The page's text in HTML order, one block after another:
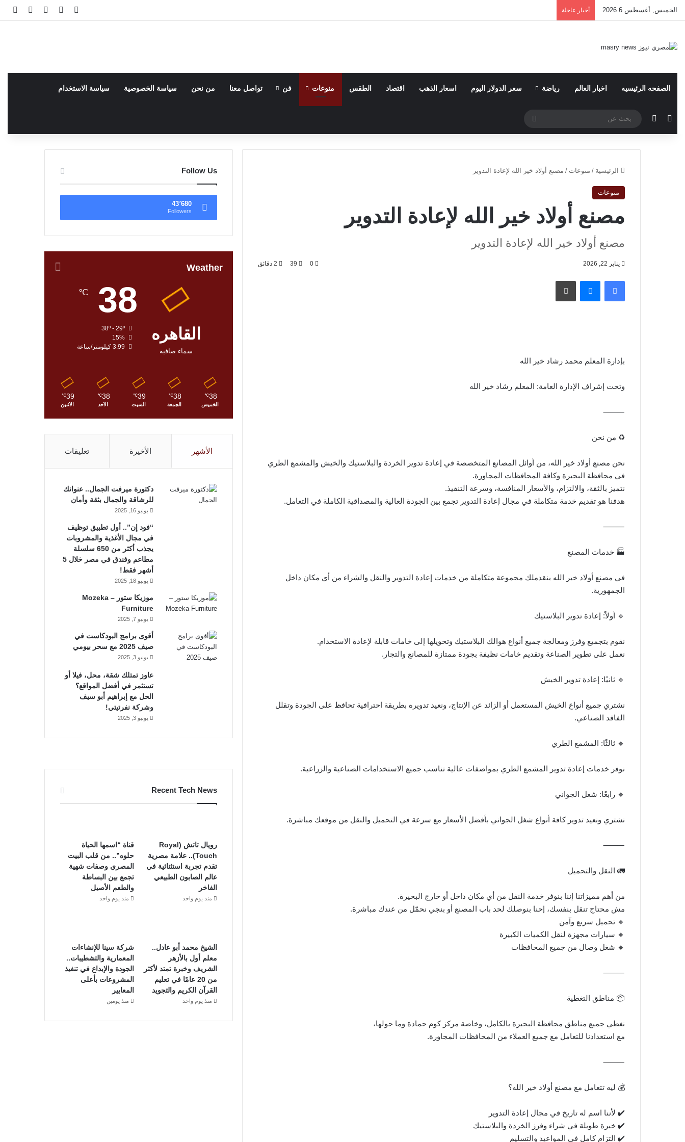
الخميس, أغسطس 6 2026 أخبار عاجلة فيسبوكfacebookتسجيلمقال
الصفحه الرئيسيه اخبار العالم رياضة سعر الدولار اليوم اسعار الذهب اقتصاد الطقس منوعات فن تواصل معنا من نحن سياسة الخصوصية سياسة الاستخدام
مقال عشوائي
الوضع المظلم
عن
الرئيسية / منوعات / مصنع أولاد خير الله لإعادة التدوير
منوعات
مصنع أولاد خير الله لإعادة التدوير
مصنع أولاد خير الله لإعادة التدوير
يناير 22, 2026 0
39
فيسبوك
بإدارة المعلم محمد رشاد خير الله
وتحت إشراف الإدارة العامة: المعلم رشاد خير الله
⸻
♻️ من نحن
نحن مصنع أولاد خير الله، من أوائل المصانع المتخصصة في إعادة تدوير الخردة والبلاستيك والخيش والمشمع الطري
في محافظة البحيرة وكافة المحافظات المجاورة.
نتميز بالثقة، والالتزام، والأسعار المنافسة، وسرعة التنفيذ.
هدفنا هو تقديم خدمة متكاملة في مجال إعادة التدوير تجمع بين الجودة العالية والمصداقية الكاملة في التعامل.
⸻
🏭 خدمات المصنع
في مصنع أولاد خير الله بنقدملك مجموعة متكاملة من خدمات إعادة التدوير والنقل والشراء من أي مكان داخل
الجمهورية.
🔹 أولاً: إعادة تدوير البلاستيك
نقوم بتجميع وفرز ومعالجة جميع أنواع هوالك البلاستيك وتحويلها إلى خامات قابلة لإعادة الاستخدام.
نعمل على تطوير الصناعة وتقديم خامات نظيفة بجودة ممتازة للمصانع والتجار.
🔹 ثانيًا: إعادة تدوير الخيش
نشتري جميع أنواع الخيش المستعمل أو الزائد عن الإنتاج، ونعيد تدويره بطريقة احترافية تحافظ على الجودة وتقلل
الفاقد الصناعي.
🔹 ثالثًا: المشمع الطري
نوفر خدمات إعادة تدوير المشمع الطري بمواصفات عالية تناسب جميع الاستخدامات الصناعية والزراعية.
🔹 رابعًا: شغل الجواني
نشتري ونعيد تدوير كافة أنواع شغل الجواني بأفضل الأسعار مع سرعة في التحميل والنقل من موقعك مباشرة.
⸻
🚛 النقل والتحميل
من أهم مميزاتنا إننا بنوفر خدمة النقل من أي مكان داخل أو خارج البحيرة.
مش محتاج تنقل بنفسك، إحنا بنوصلك لحد باب المصنع أو بنجي نحمّل من عندك مباشرة.
🔸 تحميل سريع وآمن
🔸 سيارات مجهزة لنقل الكميات الكبيرة
🔸 شغل وصال من جميع المحافظات
⸻
📦 مناطق التغطية
نغطي جميع مناطق محافظة البحيرة بالكامل، وخاصة مركز كوم حمادة وما حولها،
مع استعدادنا للتعامل مع جميع العملاء من المحافظات المجاورة.
⸻
💰 ليه تتعامل مع مصنع أولاد خير الله؟
✔️ لأننا اسم له تاريخ في مجال إعادة التدوير
✔️ خبرة طويلة في شراء وفرز الخردة والبلاستيك
✔️ التزام كامل في المواعيد والتسليم
Follow Us
43٬680
Followers
Weather
القاهره
سماء صافية
38
℃
38º - 29º
15%
3.99 كيلومتر/ساعة
38
℃
الخميس
38
℃
الجمعة
39
℃
السبت
38
℃
الأحد
39
℃
الأثنين
الأشهر الأخيرة تعليقات
دكتورة ميرفت الجمال.. عنوانك
للرشاقة والجمال بثقة وأمان
يونيو 16, 2025
“فود إن”.. أول تطبيق توظيف
في مجال الأغذية والمشروبات
يجذب أكثر من 650 سلسلة
مطاعم وفندق في مصر خلال 5
أشهر فقط!
يونيو 18, 2025
موزيكا ستور – Mozeka
Furniture
يونيو 7, 2025
أقوى برامج البودكاست في
صيف 2025 مع سحر بيومي
يونيو 3, 2025
عاوز تمتلك شقة، محل، فيلا أو
تستثمر في أفضل المواقع؟
الحل مع إبراهيم أبو سيف
وشركة نفرتيتي!
يونيو 3, 2025
Recent Tech News
رويال تاتش (Royal
Touch).. علامة مصرية
تقدم تجربة استثنائية في
عالم الصابون الطبيعي
الفاخر
منذ يوم واحد
قناة “اسمها الحياة
حلوه”.. من قلب البيت
المصري وصفات شهية
تجمع بين البساطة
والطعم الأصيل
منذ يوم واحد
الشيخ محمد أبو عادل..
معلم أول بالأزهر
الشريف وخبرة تمتد لأكثر
من 20 عامًا في تعليم
القرآن الكريم والتجويد
منذ يوم واحد
شركة سينا للإنشاءات
المعمارية والتشطيبات..
الجودة والإبداع في تنفيذ
المشروعات بأعلى
المعايير
منذ يومين